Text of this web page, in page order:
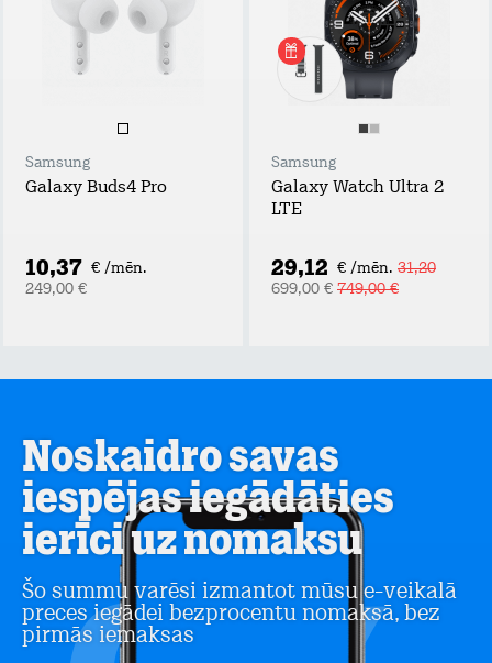
Samsung
Galaxy Buds4 Pro
10,37 € /mēn.
249,00 €
Samsung
Galaxy Watch Ultra 2
LTE
29,12 € /mēn. 31,20
699,00 € 749,00 €
Noskaidro savas
iespējas iegādāties
ierīci uz nomaksu
Šo summu varēsi izmantot mūsu e-veikalā
preces iegādei bezprocentu nomaksā, bez
pirmās iemaksas